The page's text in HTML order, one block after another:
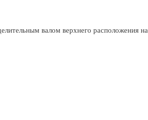
валом верхнего расположения на